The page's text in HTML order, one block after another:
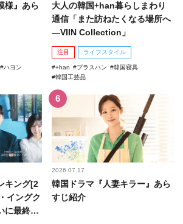
様』あら
ハヨン
大人の韓国+han暮らしまわり
通信「また訪ねたくなる場所へ
―VIIN Collection」
注目 ライフスタイル
+han プラスハン
韓国寝具
韓国工芸品
キング[2
イングク
に最終
2026.07.17
韓国ドラマ『人妻キラー』あら
すじ紹介